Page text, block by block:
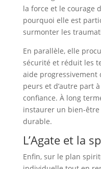
la force et le courage
pourquoi elle est
surmonter les
En parallèle, elle
sécurité et réduit les
aide progressivement
peurs et d’autre part
confiance. À long
instaurer un bien-
durable.
L’Agate et la
Enfin, sur le plan